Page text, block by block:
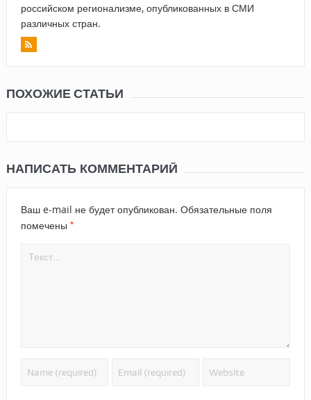
российском регионализме, опубликованных в СМИ
различных стран.
ПОХОЖИЕ СТАТЬИ
НАПИСАТЬ КОММЕНТАРИЙ
Ваш e-mail не будет опубликован. Обязательные поля
помечены *